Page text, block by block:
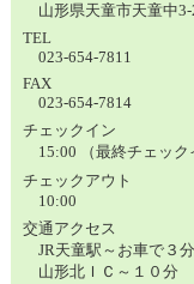
山形県天童市天童中3-
TEL
023-654-7811
FAX
023-654-7814
チェックイン
15:00 （最終チェック
チェックアウト
10:00
交通アクセス
JR天童駅～お車で３
山形北ＩＣ～１０分